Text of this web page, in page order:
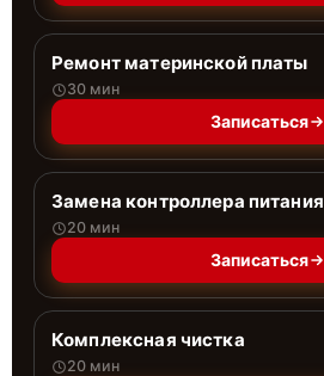
Ремонт материнской платы
30 мин
Записаться
Замена контроллера питания
20 мин
Записаться
Комплексная чистка
20 мин